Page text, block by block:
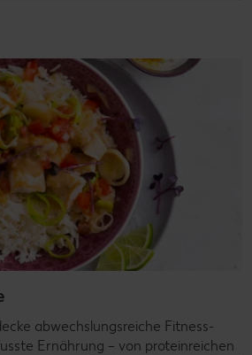
abwechslungsreiche Fitness-
Ernährung – von proteinreichen